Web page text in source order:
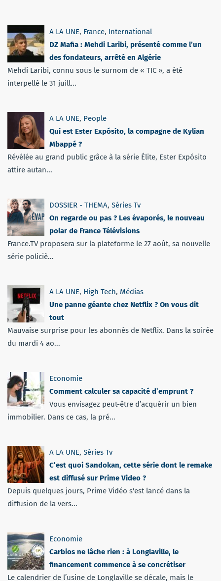
A LA UNE, France, International
DZ Mafia : Mehdi Laribi, présenté comme l’un
des fondateurs, arrêté en Algérie
Mehdi Laribi, connu sous le surnom de « TIC », a été
interpellé le 31 juill...
A LA UNE, People
Qui est Ester Expósito, la compagne de Kylian
Mbappé ?
Révélée au grand public grâce à la série Élite, Ester Expósito
attire autan...
DOSSIER - THEMA, Séries Tv
On regarde ou pas ? Les évaporés, le nouveau
polar de France Télévisions
France.TV proposera sur la plateforme le 27 août, sa nouvelle
série policiè...
A LA UNE, High Tech, Médias
Une panne géante chez Netflix ? On vous dit
tout
Mauvaise surprise pour les abonnés de Netflix. Dans la soirée
du mardi 4 ao...
Economie
Comment calculer sa capacité d’emprunt ?
Vous envisagez peut-être d’acquérir un bien
immobilier. Dans ce cas, la pré...
A LA UNE, Séries Tv
C’est quoi Sandokan, cette série dont le remake
est diffusé sur Prime Video ?
Depuis quelques jours, Prime Vidéo s'est lancé dans la
diffusion de la vers...
Economie
Carbios ne lâche rien : à Longlaville, le
financement commence à se concrétiser
Le calendrier de l’usine de Longlaville se décale, mais le